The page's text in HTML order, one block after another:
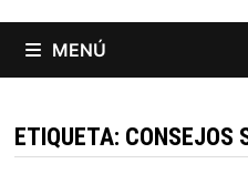
MENÚ
ETIQUETA: CONSEJOS